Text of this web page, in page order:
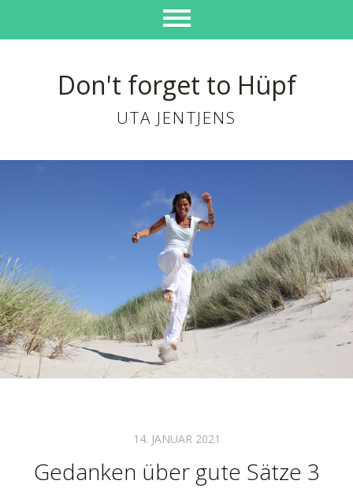
Don't forget to Hüpf
UTA JENTJENS
14. JANUAR 2021
Gedanken über gute Sätze 3